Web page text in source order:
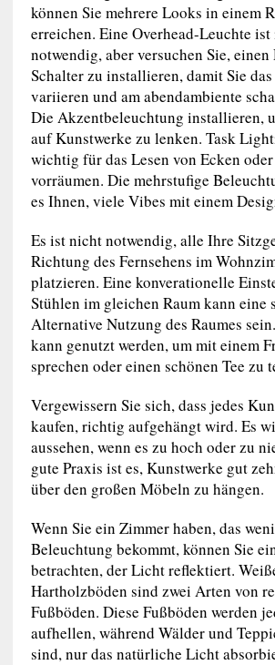
können Sie mehrere Looks in einem
erreichen. Eine Overhead-Leuchte
notwendig, aber versuchen Sie, einen
Schalter zu installieren, damit Sie
variieren und am abendambiente
Die Akzentbeleuchtung installieren,
auf Kunstwerke zu lenken. Task
wichtig für das Lesen von Ecken
vorräumen. Die mehrstufige
es Ihnen, viele Vibes mit einem
Es ist nicht notwendig, alle Ihre
Richtung des Fernsehens im
platzieren. Eine konverationelle
Stühlen im gleichen Raum kann eine
Alternative Nutzung des Raumes
kann genutzt werden, um mit einem
sprechen oder einen schönen Tee zu
Vergewissern Sie sich, dass jedes
kaufen, richtig aufgehängt wird. Es
aussehen, wenn es zu hoch oder zu
gute Praxis ist es, Kunstwerke gut
über den großen Möbeln zu hängen.
Wenn Sie ein Zimmer haben, das
Beleuchtung bekommt, können Sie
betrachten, der Licht reflektiert.
Hartholzböden sind zwei Arten von
Fußböden. Diese Fußböden werden
aufhellen, während Wälder und
sind, nur das natürliche Licht